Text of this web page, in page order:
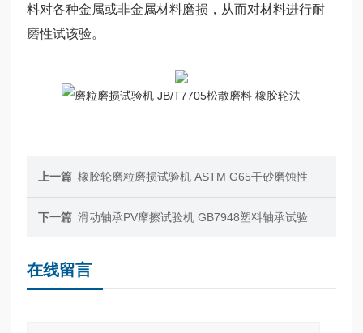
料对各种金属或非金属材料磨损，从而对材料进行耐
磨性试该验。
上一篇 橡胶轮磨粒磨损试验机 ASTM G65干砂磨蚀性
下一篇 滑动轴承PV摩擦试验机 GB7948塑料轴承试验
在线留言